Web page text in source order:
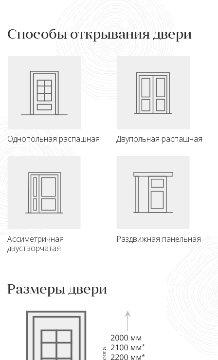
Способы открывания двери
Однопольная распашная Двупольная распашная
Ассиметричная
двустворчатая
Раздвижная панельная
Размеры двери